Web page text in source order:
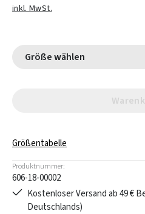
inkl. MwSt.
Größe wählen
Größentabelle
Produktnummer:
606-18-00002
Kostenloser Versand ab 49 €
Deutschlands)